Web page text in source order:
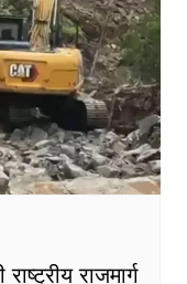
राजमार्ग